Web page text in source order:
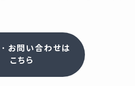
お問い合わせは
こちら